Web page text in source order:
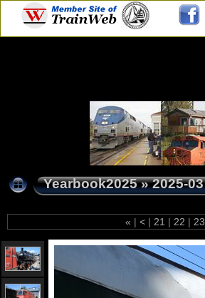
Yearbook2025»2025-03
« | < | 21 | 22 | 23